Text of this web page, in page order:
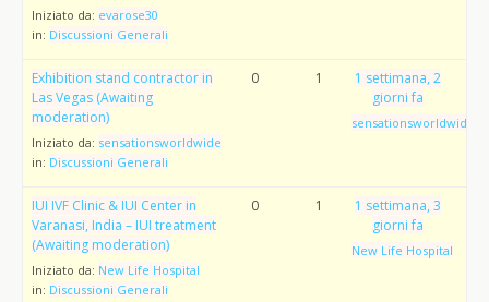
Iniziato da: evarose30
in: Discussioni Generali
Exhibition stand contractor in
Las Vegas (Awaiting
moderation)
Iniziato da: sensationsworldwide
in: Discussioni Generali
0 1
1 settimana, 2
giorni fa
sensationsworldwide
IUI IVF Clinic & IUI Center in
Varanasi, India – IUI treatment
(Awaiting moderation)
Iniziato da: New Life Hospital
in: Discussioni Generali
0 1
1 settimana, 3
giorni fa
New Life Hospital